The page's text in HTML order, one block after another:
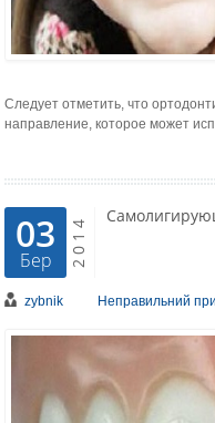
Следует отметить, что
направление, которое может
03
Бер 2014
zybnik Неправильний